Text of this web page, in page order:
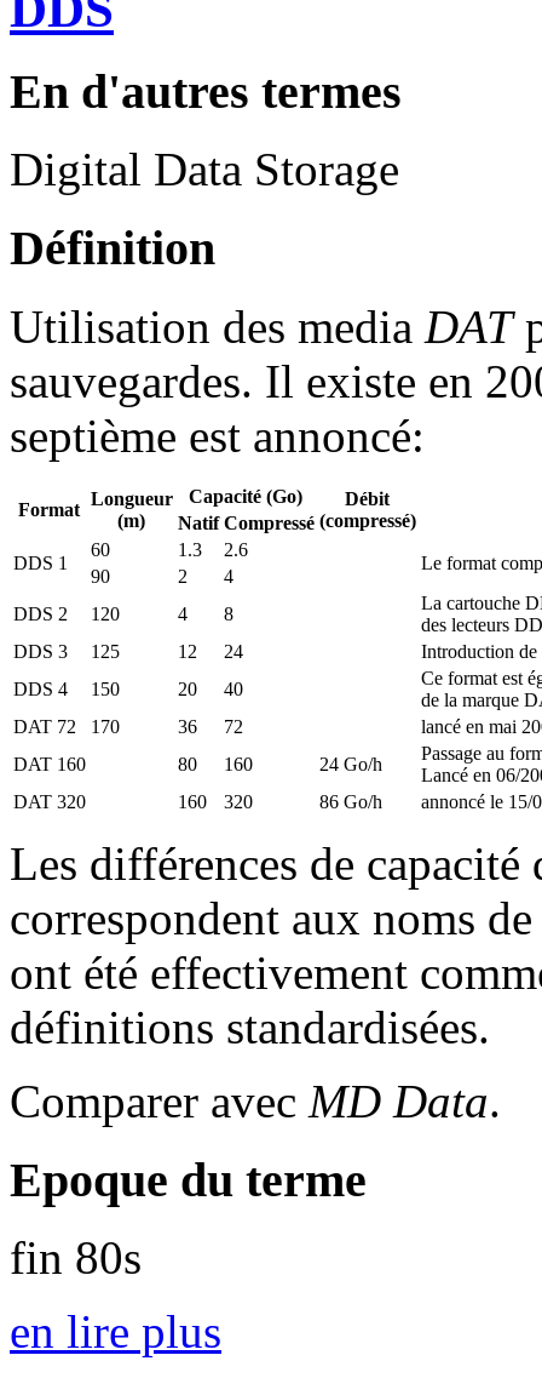
En d'autres termes
Digital Data Storage
Définition
Utilisation des media DAT
sauvegardes. Il existe en
septième est annoncé:
Format
Longueur
(m)
Capacité (Go)
Débit
(compressé)
Natif Compressé
DDS 1
60 1.3 2.6
Le format
90 2
4
DDS 2
120 4 8
La cartouche
des lecteurs
DDS 3
125 12 24
Introduction de
DDS 4
150 20 40
Ce format est
de la marque
DAT 72
170 36 72
lancé en mai
DAT 160
80 160 24 Go/h
Passage au
Lancé en 06/
DAT 320
160 320 86 Go/h annoncé le 15/
Les différences de
correspondent aux noms
ont été effectivement
définitions standardisées.
Comparer avec MD Data.
Epoque du terme
fin 80s
en lire plus